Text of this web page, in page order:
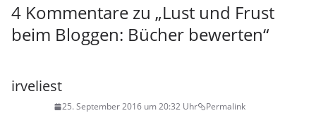
4 Kommentare zu „Lust und Frust
beim Bloggen: Bücher bewerten“
irveliest
25. September 2016 um 20:32 Uhr Permalink